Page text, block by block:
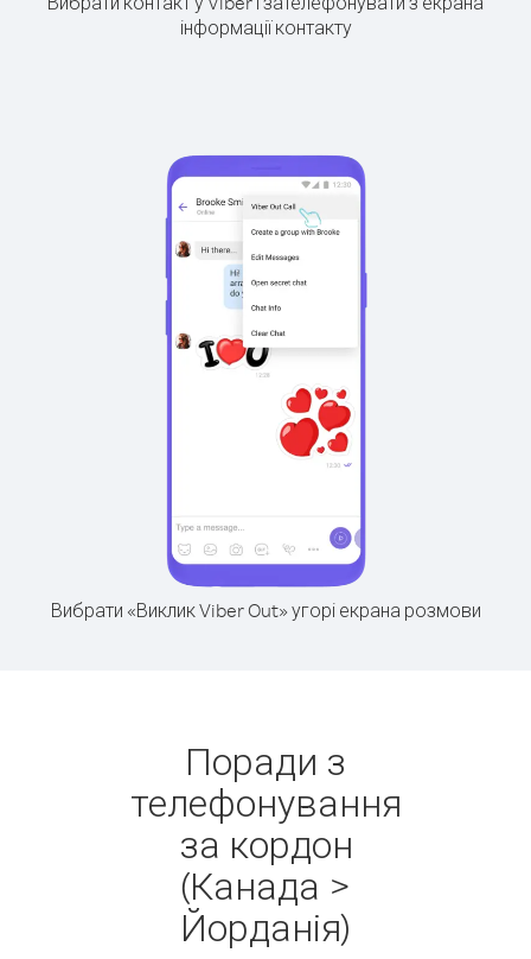
інформації контакту
Вибрати «Виклик Viber Out» угорі екрана розмови
Поради з
телефонування
за кордон
(Канада >
Йорданія)